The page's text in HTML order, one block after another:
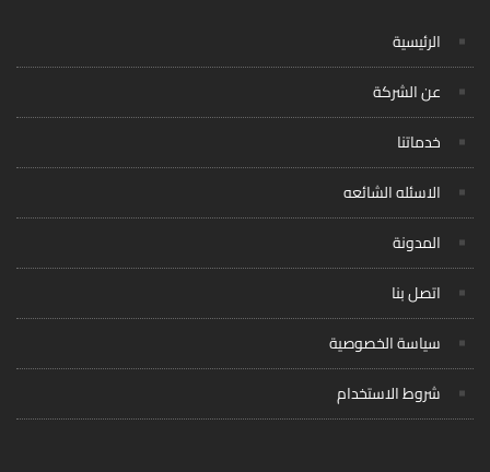
الرئيسية
عن الشركة
خدماتنا
الاسئله الشائعه
المدونة
اتصل بنا
سياسة الخصوصية
شروط الاستخدام